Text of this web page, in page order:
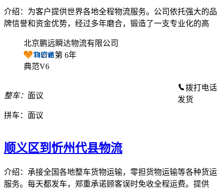
介绍：为客户提供世界各地全程物流服务。公司依托强大的品
牌信誉和资金优势，经过多年磨合，锻造了一支专业化的高
北京鹏远瞬达物流有限公司
第 6年
典范V6
整车： 面议
拼车： 面议
拨打电话
发货
顺义区到忻州代县物流
介绍：承接全国各地整车货物运输，零担货物运输等各种货运
服务。每天都发车，郑重承诺顾客误时免收全程运费。提供